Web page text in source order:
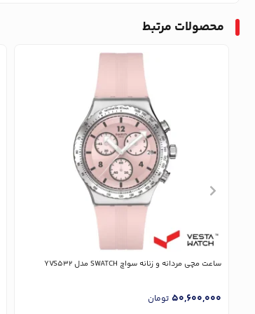
محصولات مرتبط
ساعت مچی مردانه و زنانه سواچ SWATCH مدل YVS532
50,600,000 تومان